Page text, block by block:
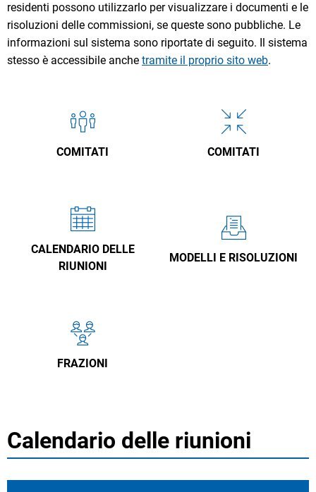
residenti possono utilizzarlo per visualizzare i documenti e le
risoluzioni delle commissioni, se queste sono pubbliche. Le
informazioni sul sistema sono riportate di seguito. Il sistema
stesso è accessibile anche tramite il proprio sito web.
COMITATI COMITATI
CALENDARIO DELLE
RIUNIONI
MODELLI E RISOLUZIONI
FRAZIONI
Calendario delle riunioni